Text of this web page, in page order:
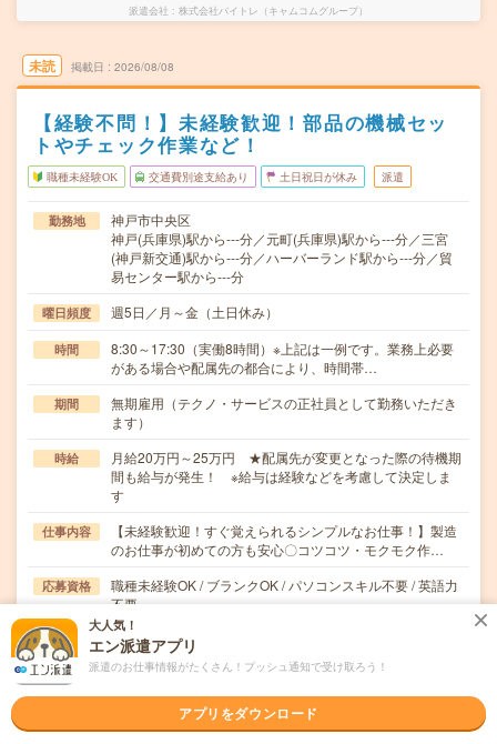
派遣会社 株式会社バイトレ（キャムコムグループ）
未読 掲載日 2026/08/08
【経験不問！】未経験歓迎！部品の機械セッ
トやチェック作業など！
職種未経験OK 交通費別途支給あり 土日祝日が休み 派遣
勤務地
神戸市中央区
神戸(兵庫県)駅から---分／元町(兵庫県)駅から---分／三宮
(神戸新交通)駅から---分／ハーバーランド駅から---分／貿
易センター駅から---分
曜日頻度 週5日／月～金（土日休み）
時間
8:30～17:30（実働8時間）※上記は一例です。業務上必要
がある場合や配属先の都合により、時間帯…
期間
無期雇用（テクノ・サービスの正社員として勤務いただき
ます）
時給
月給20万円～25万円 ★配属先が変更となった際の待機期
間も給与が発生！ ※給与は経験などを考慮して決定しま
す
仕事内容
【未経験歓迎！すぐ覚えられるシンプルなお仕事！】製造
のお仕事が初めての方も安心〇コツコツ・モクモク作…
応募資格
職種未経験OK / ブランクOK / パソコンスキル不要 / 英語力
不要
＼未経験から安定した働き方を目指したい方歓迎！／経
験・資格・学歴は問いません◎「そろそろ腰を据えて働…
職場の雰囲気
年齢層
大人気！
エン派遣アプリ
派遣のお仕事情報がたくさん！プッシュ通知で受け取ろう！
アプリをダウンロード